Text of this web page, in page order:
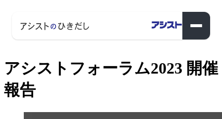
アシストフォーラム2023 開催
報告